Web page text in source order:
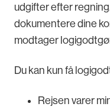
udgifter efter
dokumentere dine
modtager
Du kan kun få
Rejsen varer